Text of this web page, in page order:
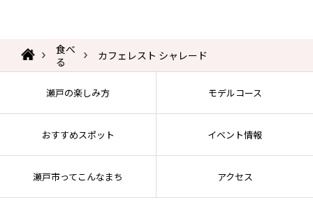
食べ
る
カフェレスト シャレード
瀬戸の楽しみ方 モデルコース
おすすめスポット イベント情報
瀬戸市ってこんなまち アクセス